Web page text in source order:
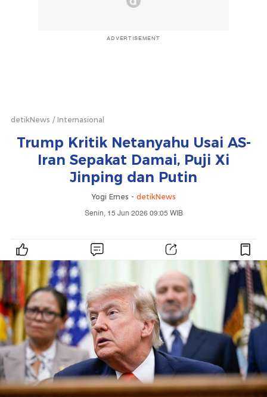
ADVERTISEMENT
detikNews Internasional
Trump Kritik Netanyahu Usai AS-
Iran Sepakat Damai, Puji Xi
Jinping dan Putin
Yogi Ernes - detikNews
Senin, 15 Jun 2026 09:05 WIB